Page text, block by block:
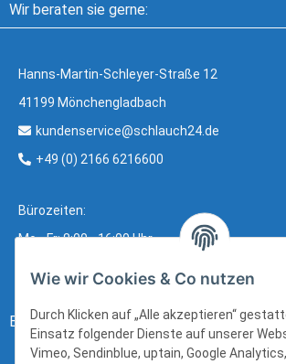
Wir beraten sie gerne:
Hanns-Martin-Schleyer-Straße 12
41199 Mönchengladbach
kundenservice@schlauch24.de
+49 (0) 2166 6216600
Bürozeiten:
Mo - Fr: 8:00 - 16:00 Uhr
Bezahlung:
Wie wir Cookies & Co nutzen
Durch Klicken auf „Alle akzeptieren“
Einsatz folgender Dienste auf unserer
Vimeo, Sendinblue, uptain, Google